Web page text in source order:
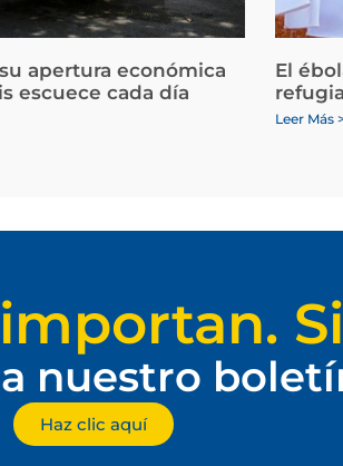
apertura económica
escuece cada día
El
Leer Más
nuestro
Haz clic aquí